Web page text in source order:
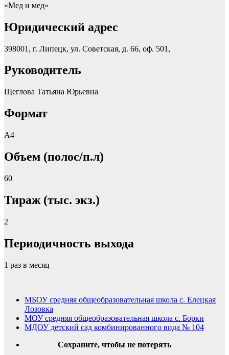
«Мед и мед»
Юридический адрес
398001, г. Липецк, ул. Советская, д. 66, оф. 501,
Руководитель
Щеглова Татьяна Юрьевна
Формат
А4
Объем (полос/п.л)
60
Тираж (тыс. экз.)
2
Периодичность выхода
1 раз в месяц
МБОУ средняя общеобразовательная школа с. Елецкая
Лозовка
МОУ средняя общеобразовательная школа с. Борки
МДОУ детский сад комбинированного вида № 104
Сохраните, чтобы не потерять